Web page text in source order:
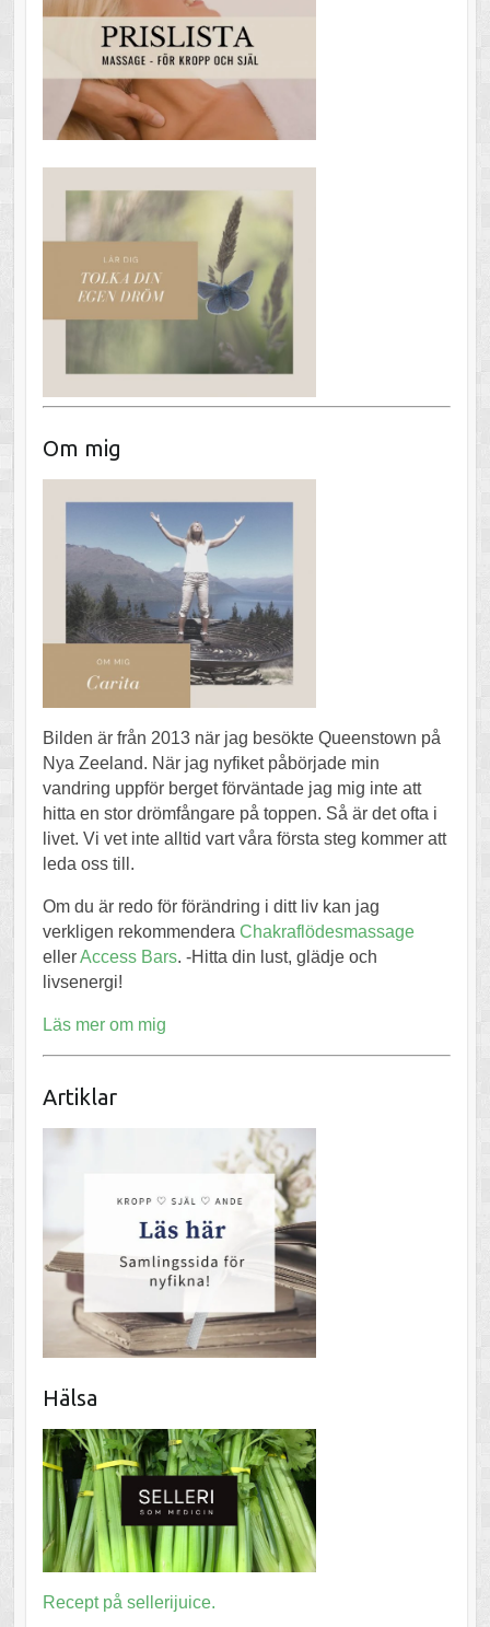
Om mig
Bilden är från 2013 när jag besökte Queenstown på
Nya Zeeland. När jag nyfiket påbörjade min
vandring uppför berget förväntade jag mig inte att
hitta en stor drömfångare på toppen. Så är det ofta i
livet. Vi vet inte alltid vart våra första steg kommer att
leda oss till.
Om du är redo för förändring i ditt liv kan jag
verkligen rekommendera Chakraflödesmassage
ellerAccess Bars. -Hitta din lust, glädje och
livsenergi!
Läs mer om mig
Artiklar
Hälsa
Recept på sellerijuice.